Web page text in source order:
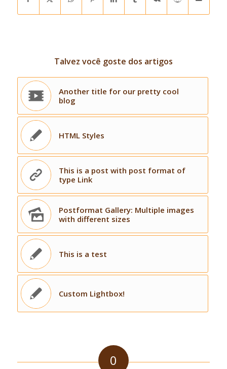
Talvez você goste dos artigos
Another title for our pretty cool
blog
HTML Styles
This is a post with post format of
type Link
Postformat Gallery: Multiple images
with different sizes
This is a test
Custom Lightbox!
0